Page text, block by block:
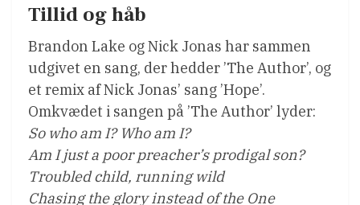
Tillid og håb
Brandon Lake og Nick Jonas har sammen
udgivet en sang, der hedder ’The Author’, og
et remix af Nick Jonas’ sang ’Hope’.
Omkvædet i sangen på ’The Author’ lyder:
So who am I? Who am I?
Am I just a poor preacher’s prodigal son?
Troubled child, running wild
Chasing the glory instead of the One